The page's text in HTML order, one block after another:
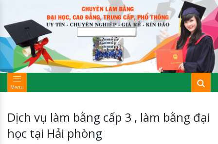
Menu
Dịch vụ làm bằng cấp 3 , làm bằng đại
học tại Hải phòng